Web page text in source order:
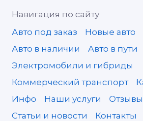
Навигация по сайту
Авто под заказ
Новые авто
Авто в наличии
Авто в пути
Электромобили и гибриды
Коммерческий транспорт
Инфо
Наши услуги
Статьи и новости
Контакты